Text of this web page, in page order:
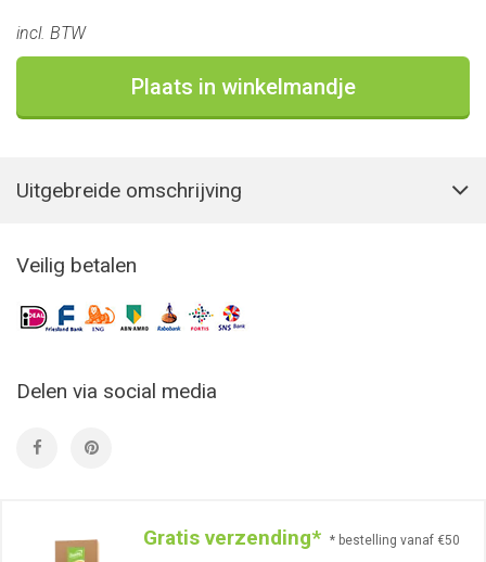
incl. BTW
Plaats in winkelmandje
Uitgebreide omschrijving
Veilig betalen
Delen via social media
Gratis verzending* * bestelling vanaf €50